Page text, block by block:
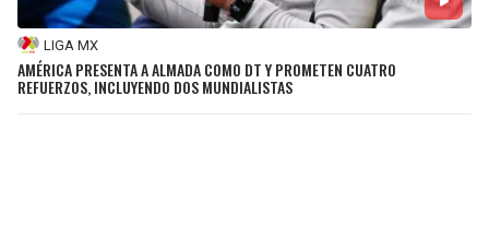
LIGA MX
AMÉRICA PRESENTA A ALMADA COMO DT Y PROMETEN CUATRO
REFUERZOS, INCLUYENDO DOS MUNDIALISTAS